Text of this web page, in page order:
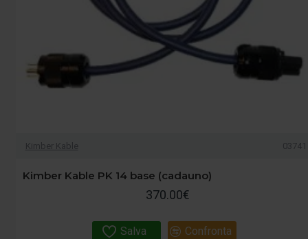
Kimber Kable 03741
Kimber Kable PK 14 base (cadauno)
370.00€
Salva Confronta